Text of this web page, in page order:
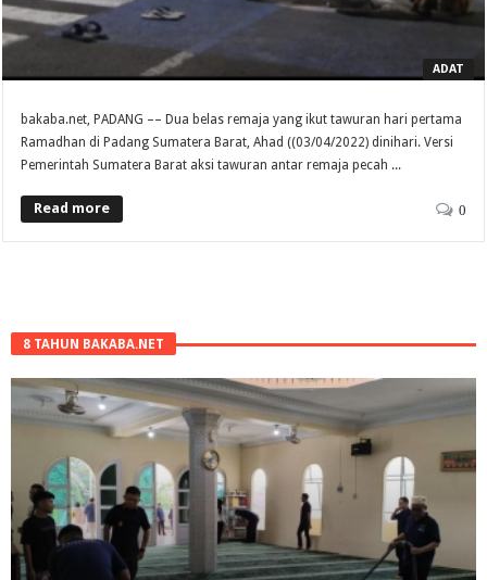
ADAT
bakaba.net, PADANG –– Dua belas remaja yang ikut tawuran hari pertama
Ramadhan di Padang Sumatera Barat, Ahad ((03/04/2022) dinihari. Versi
Pemerintah Sumatera Barat aksi tawuran antar remaja pecah ...
Read more 0
8 TAHUN BAKABA.NET